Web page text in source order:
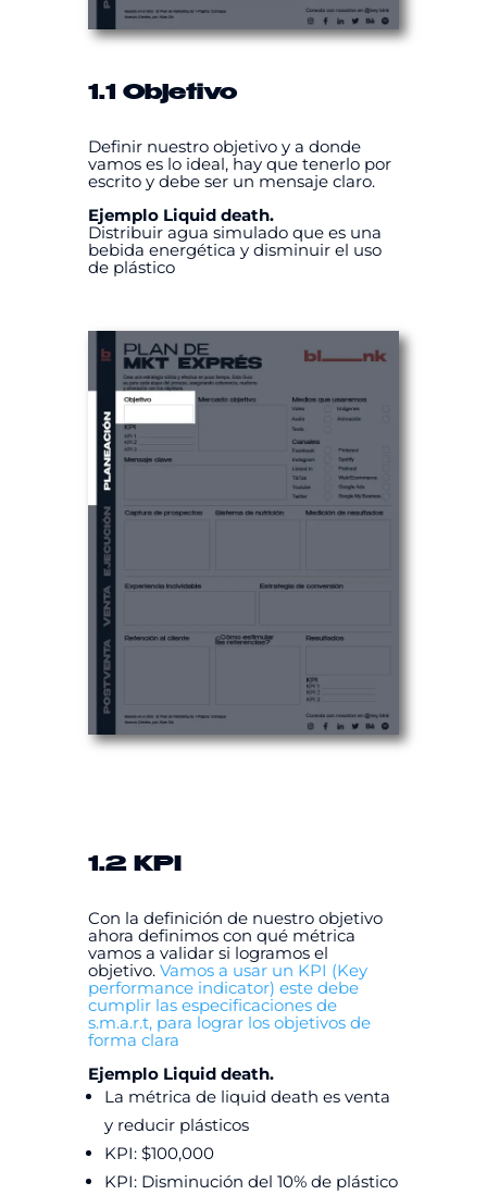
1.1 Objetivo
Definir nuestro objetivo y a donde
vamos es lo ideal, hay que tenerlo por
escrito y debe ser un mensaje claro.
Ejemplo Liquid death.
Distribuir agua simulado que es una
bebida energética y disminuir el uso
de plástico
1.2 KPI
Con la definición de nuestro objetivo
ahora definimos con qué métrica
vamos a validar si logramos el
objetivo. Vamos a usar un KPI (Key
performance indicator) este debe
cumplir las especificaciones de
s.m.a.r.t, para lograr los objetivos de
forma clara
Ejemplo Liquid death.
La métrica de liquid death es venta
y reducir plásticos
KPI: $100,000
KPI: Disminución del 10% de plástico